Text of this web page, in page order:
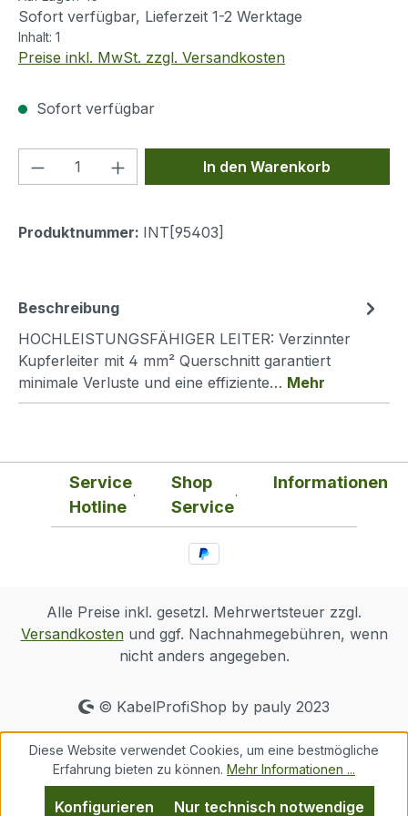
Sofort verfügbar, Lieferzeit 1-2 Werktage
Inhalt: 1
Preise inkl. MwSt. zzgl. Versandkosten
Sofort verfügbar
Produkt Anzahl: Gib denIn den Warenkorb
Produktnummer: INT[95403]
Beschreibung
HOCHLEISTUNGSFÄHIGER LEITER: Verzinnter
Kupferleiter mit 4 mm² Querschnitt garantiert
minimale Verluste und eine effiziente… Mehr
Service
Hotline
Shop
Service
Informationen
Alle Preise inkl. gesetzl. Mehrwertsteuer zzgl.
Versandkostenund ggf. Nachnahmegebühren, wenn
nicht anders angegeben.
© KabelProfiShop by pauly 2023
Diese Website verwendet Cookies, um eine bestmögliche
Erfahrung bieten zu können. Mehr Informationen ...
Nur technisch notwendige
Konfigurieren